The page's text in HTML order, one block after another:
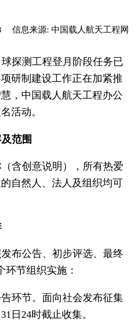
信息来源: 中国载人航天工程网
探测工程登月阶段任务已
研制建设工作正在加紧推
，中国载人航天工程办公
活动。
范围
含创意说明），所有热爱
自然人、法人及组织均可
布公告、初步评选、最终
环节组织实施：
告环节。面向社会发布征集
日24时截止收集。